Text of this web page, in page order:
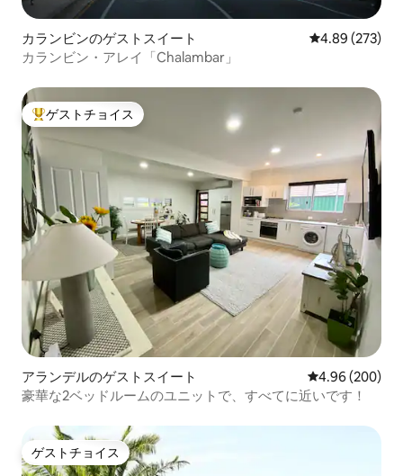
カランビンのゲストスイート レビュー273
4.89 (273)
カランビン・アレイ「Chalambar」
大好評のゲストチョイスです。
ゲストチョイス
アランデルのゲストスイート レビュー200
4.96 (200)
豪華な2ベッドルームのユニットで、すべてに近いです！
ゲストチョイス
ゲストチョイス